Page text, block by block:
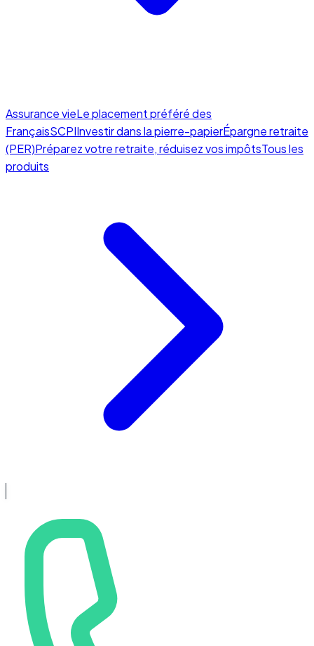
Assurance vieLe placement préféré des
FrançaisSCPIInvestir dans la pierre-papierÉpargne retraite
(PER)Préparez votre retraite, réduisez vos impôtsTous les
produits